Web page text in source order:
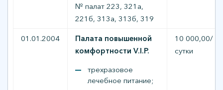
№ палат 223, 321а,
221б, 313а, 313б, 319
01.01.2004
Палата повышенной
комфортности V.I.P.
трехразовое
лечебное питание;
10 000,00/
сутки